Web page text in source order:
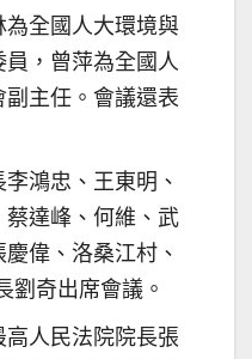
全國人大環境與
，曾萍為全國人
主任。會議還表
鴻忠、王東明、
蔡達峰、何維、武
偉、洛桑江村、
劉奇出席會議。
高人民法院院長張